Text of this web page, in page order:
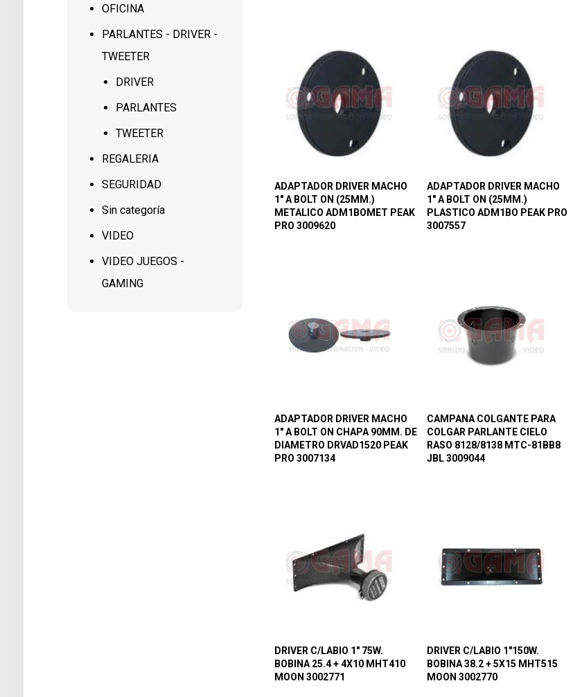
ADAPTADOR DRIVER MACHO
1″ A BOLT ON (25MM.)
METALICO ADM1BOMET PEAK
PRO 3009620
ADAPTADOR DRIVER MACHO
1″ A BOLT ON (25MM.)
PLASTICO ADM1BO PEAK PRO
3007557
ADAPTADOR DRIVER MACHO
1″ A BOLT ON CHAPA 90MM. DE
DIAMETRO DRVAD1520 PEAK
PRO 3007134
CAMPANA COLGANTE PARA
COLGAR PARLANTE CIELO
RASO 8128/8138 MTC-81BB8
JBL 3009044
DRIVER C/LABIO 1″ 75W.
BOBINA 25.4 + 4X10 MHT410
MOON 3002771
DRIVER C/LABIO 1″150W.
BOBINA 38.2 + 5X15 MHT515
MOON 3002770
OFICINA
PARLANTES - DRIVER -
TWEETER
DRIVER
PARLANTES
TWEETER
REGALERIA
SEGURIDAD
Sin categoría
VIDEO
VIDEO JUEGOS -
GAMING